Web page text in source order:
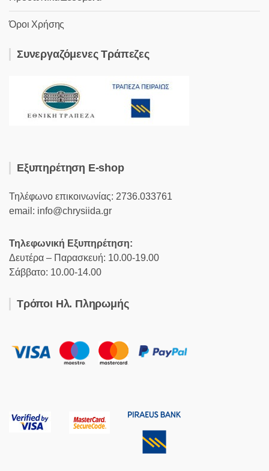
Όροι Χρήσης
Συνεργαζόμενες Τράπεζες
Εξυπηρέτηση E-shop
Τηλέφωνο επικοινωνίας: 2736.033761
email: info@chrysiida.gr
Τηλεφωνική Εξυπηρέτηση:
Δευτέρα – Παρασκευή: 10.00-19.00
Σάββατο: 10.00-14.00
Τρόποι Ηλ. Πληρωμής